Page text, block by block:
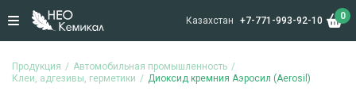
Казахстан +7-771-993-92-10 0
Продукция
Автомобильная промышленность
Клеи, адгезивы, герметики
Диоксид кремния Аэросил (Aerosil)